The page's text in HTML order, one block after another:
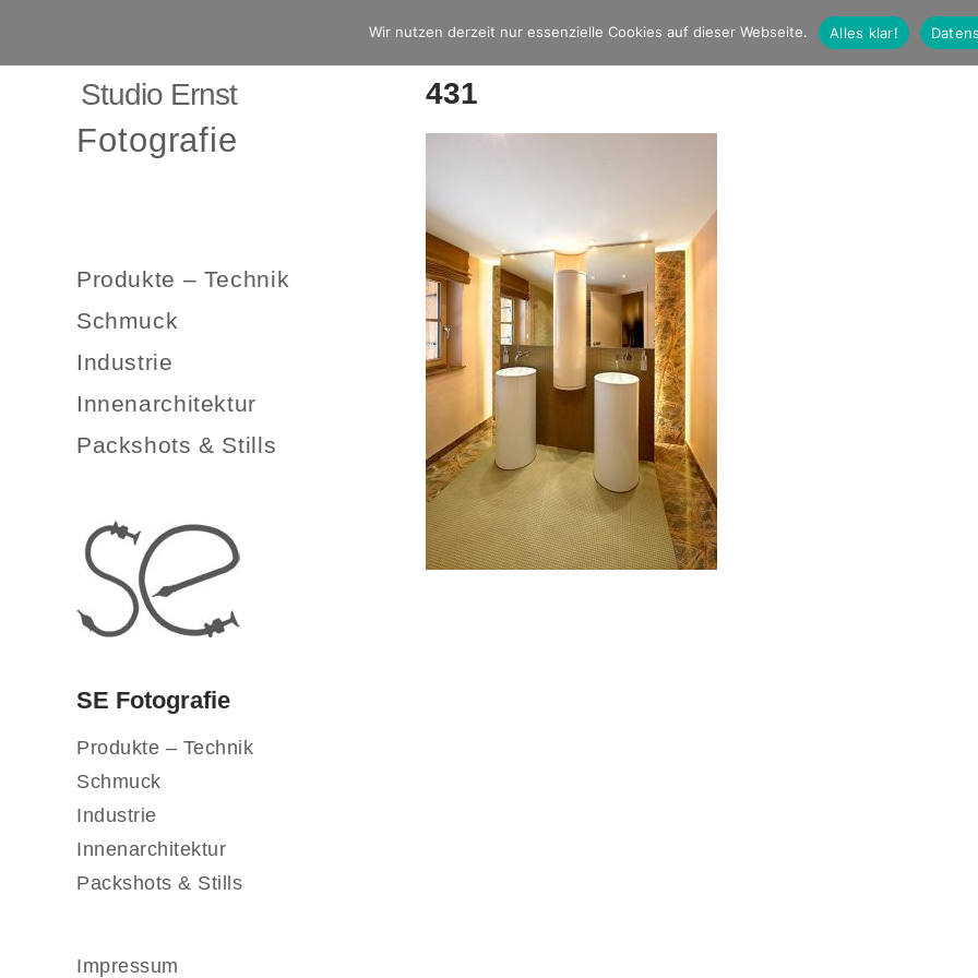
Studio Ernst
Fotografie
Produkte – Technik
Schmuck
Industrie
Innenarchitektur
Packshots & Stills
SE Fotografie
Produkte – Technik
Schmuck
Industrie
Innenarchitektur
Packshots & Stills
Impressum
431
Wir nutzen derzeit nur essenzielle Cookies auf dieser Webseite. Alles klar!